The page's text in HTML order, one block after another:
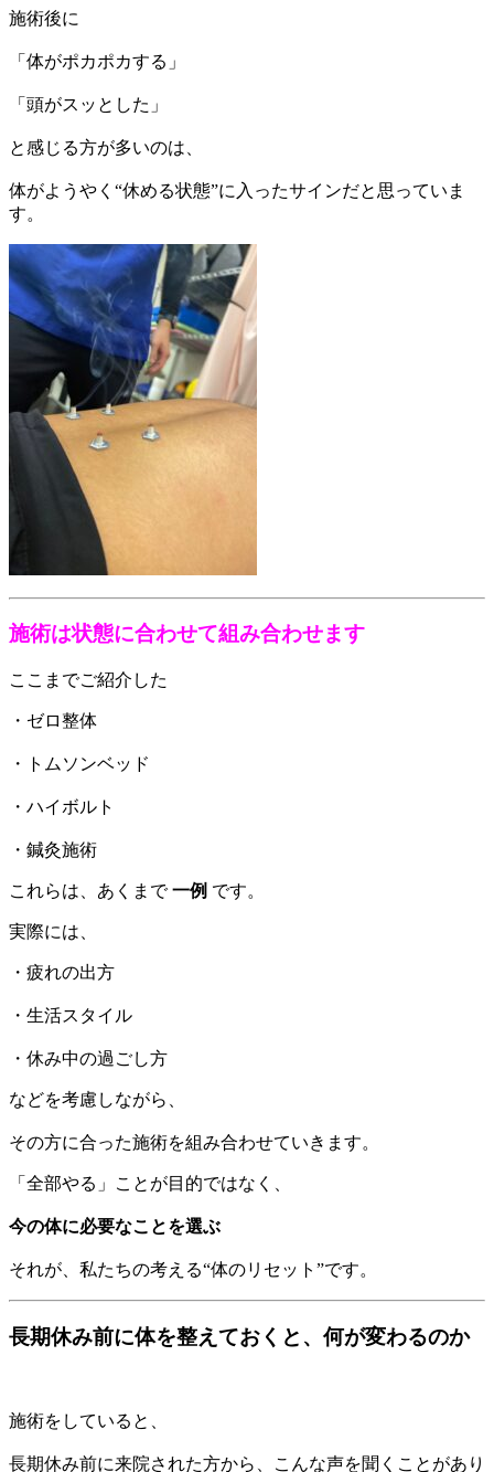
施術後に
「体がポカポカする」
「頭がスッとした」
と感じる方が多いのは、
体がようやく“休める状態”に入ったサインだと思っていま
す。
施術は状態に合わせて組み合わせます
ここまでご紹介した
・ゼロ整体
・トムソンベッド
・ハイボルト
・鍼灸施術
これらは、あくまで一例 です。
実際には、
・疲れの出方
・生活スタイル
・休み中の過ごし方
などを考慮しながら、
その方に合った施術を組み合わせていきます。
「全部やる」ことが目的ではなく、
今の体に必要なことを選ぶ
それが、私たちの考える“体のリセット”です。
長期休み前に体を整えておくと、何が変わるのか
施術をしていると、
長期休み前に来院された方から、こんな声を聞くことがあり